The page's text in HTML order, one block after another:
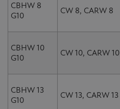
CBHW 8
G10
CW 8, CARW 8
CBHW 10
G10
CW 10, CARW 10
CBHW 13
G10
CW 13, CARW 13